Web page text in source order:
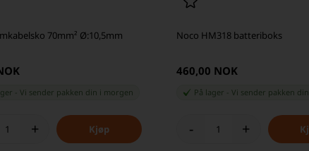
70mm² Ø:10,5mm
-Vi sender pakken din i morgen
+
Noco HM318 batteriboks
460,00 NOK
På lager Vi sender pakken din
- +